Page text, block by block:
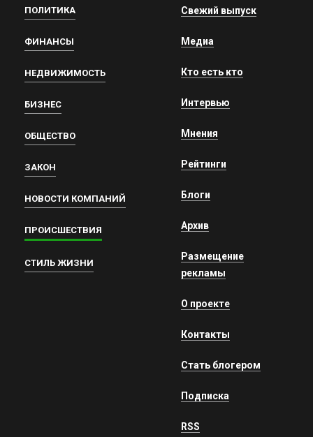
ПОЛИТИКА
ФИНАНСЫ
НЕДВИЖИМОСТЬ
БИЗНЕС
ОБЩЕСТВО
ЗАКОН
НОВОСТИ КОМПАНИЙ
ПРОИСШЕСТВИЯ
СТИЛЬ ЖИЗНИ
Свежий выпуск
Медиа
Кто есть кто
Интервью
Мнения
Рейтинги
Блоги
Архив
Размещение
рекламы
О проекте
Контакты
Стать блогером
Подписка
RSS